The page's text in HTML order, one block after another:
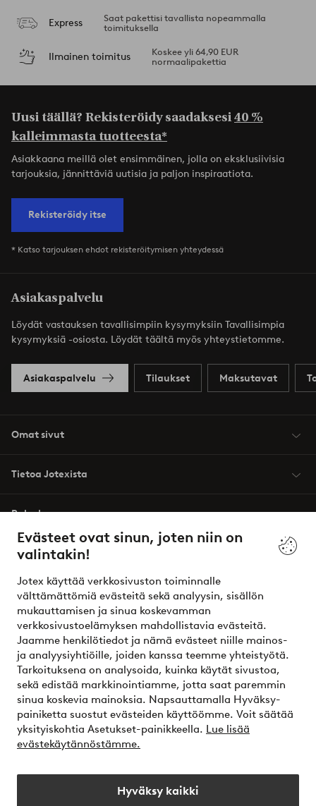
Evästeet ovat sinun, joten niin on
valintakin!
Jotex käyttää verkkosivuston toiminnalle
välttämättömiä evästeitä sekä analyysin, sisällön
mukauttamisen ja sinua koskevamman
verkkosivustoelämyksen mahdollistavia evästeitä.
Jaamme henkilötiedot ja nämä evästeet niille mainos-
ja analyysiyhtiöille, joiden kanssa teemme yhteistyötä.
Tarkoituksena on analysoida, kuinka käytät sivustoa,
sekä edistää markkinointiamme, jotta saat paremmin
sinua koskevia mainoksia. Napsauttamalla Hyväksy-
painiketta suostut evästeiden käyttöömme. Voit säätää
yksityiskohtia Asetukset-painikkeella. Lue lisää
evästekäytännöstämme.
Hyväksy kaikki
Express
Saat pakettisi tavallista nopeammalla
toimituksella
Ilmainen toimitus
Koskee yli 64,90 EUR
normaalipakettia
Uusi täällä? Rekisteröidy saadaksesi40 %
kalleimmasta tuotteesta*
Asiakkaana meillä olet ensimmäinen, jolla on eksklusiivisia
tarjouksia, jännittäviä uutisia ja paljon inspiraatiota.
Rekisteröidy itse
* Katso tarjouksen ehdot rekisteröitymisen yhteydessä
Asiakaspalvelu
Löydät vastauksen tavallisimpiin kysymyksiin Tavallisimpia
kysymyksiä -osiosta. Löydät täältä myös yhteystietomme.
Asiakaspalvelu Tilaukset Maksutavat
Omat sivut
Tietoa Jotexista
Palvelumme
Ehdot
Ystävät
Turvalliset maksut – maksa nyt tai erissä
Haluatko tietää lisää maksuvaihtoehdoistamme?
elpy